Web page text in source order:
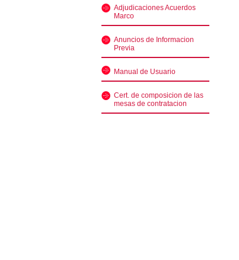
Adjudicaciones Acuerdos
Marco
Anuncios de Informacion
Previa
Manual de Usuario
Cert. de composicion de las
mesas de contratacion